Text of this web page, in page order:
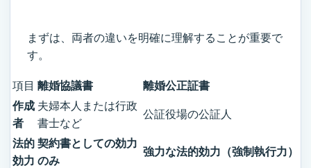
まずは、両者の違いを明確に理解することが重要で
す。
項目 離婚協議書
離婚公正証書
作成
者
夫婦本人または行政
書士など
公証役場の公証人
法的
効力
契約書としての効力
のみ
強力な法的効力（強制執行力）